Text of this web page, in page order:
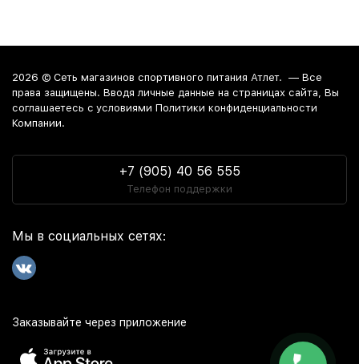
2026 © Сеть магазинов спортивного питания Атлет. — Все
права защищены. Вводя личные данные на страницах сайта, Вы
соглашаетесь c условиями Политики конфиденциальности
Компании.
+7 (905) 40 56 555
Телефон поддержки
Мы в социальных сетях:
Заказывайте через приложение